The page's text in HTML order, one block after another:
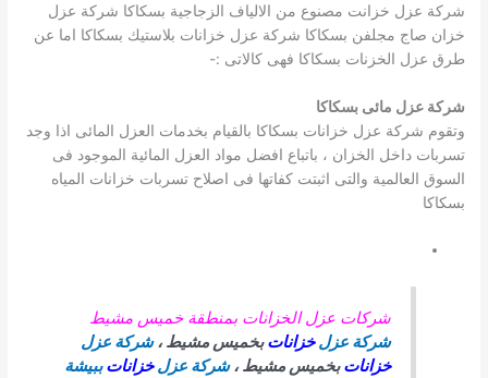
شركة عزل خزانت مصنوع من الالياف الزجاجية بسكاكا شركة عزل
خزان صاج مجلفن بسكاكا شركة عزل خزانات بلاستيك بسكاكا اما عن
طرق عزل الخزنات بسكاكا فهى كالاتى :-
شركة عزل مائى بسكاكا
وتقوم شركة عزل خزانات بسكاكا بالقيام بخدمات العزل المائى اذا وجد
تسربات داخل الخزان ، باتباع افضل مواد العزل المائية الموجود فى
السوق العالمية والتى اثبتت كفاتها فى اصلاح تسربات خزانات المياه
بسكاكا
شركات عزل الخزانات بمنطقة خميس مشيط
شركة عزلخزاناتبخميس مشيط ،شركة عزل
خزاناتبخميس مشيط ،شركة عزلخزاناتببيشة